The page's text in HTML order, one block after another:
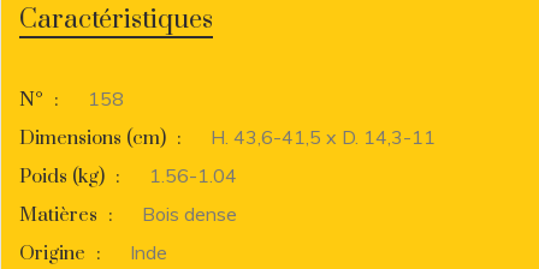
Caractéristiques
N° :
158
Dimensions (cm) :
H. 43,6-41,5 x D. 14,3-11
Poids (kg) :
1.56-1.04
Matières :
Bois dense
Origine :
Inde